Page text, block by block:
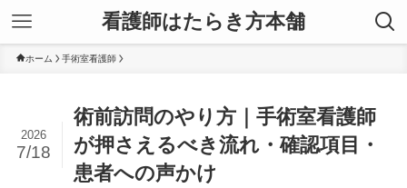
看護師はたらき方本舗
ホーム 手術室看護師
術前訪問のやり方｜手術室看護師
が押さえるべき流れ・確認項目・
患者への声かけ
2026
7/18